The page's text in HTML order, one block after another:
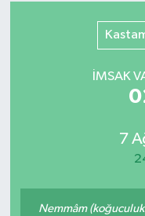
İMSAK
7
Nemmâm (koğuculuk
Trafik Durumu
Süper Lig Puan
Son Dakika